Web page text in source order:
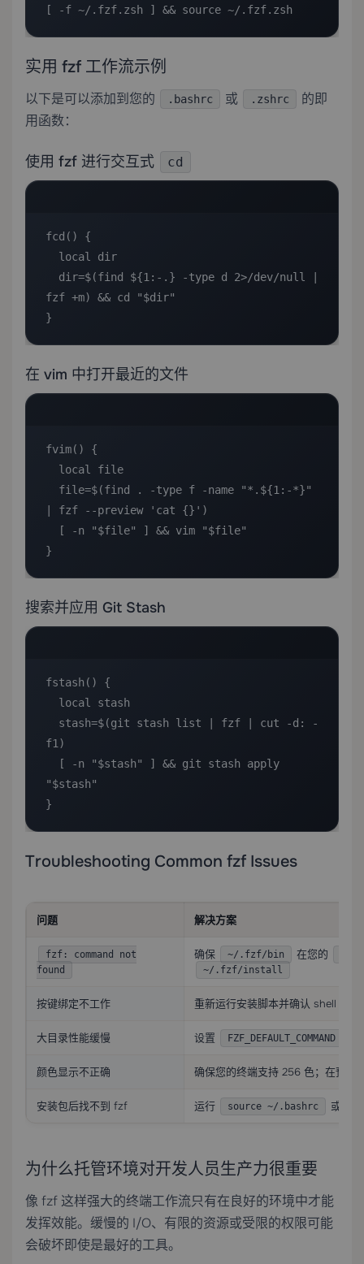
[ -f ~/.fzf.zsh ] && source ~/.fzf.zsh
实用 fzf 工作流示例
以下是可以添加到您的 .bashrc 或 .zshrc
的即
用函数：
使用 fzf 进行交互式 cd
fcd() {
fzf +m) && cd "$dir"
}
在 vim 中打开最近的文件
fvim() {
| fzf --preview 'cat {}')
}
搜索并应用 Git Stash
fstash() {
f1)
"$stash"
}
Troubleshooting Common fzf Issues
问题 解决方案
fzf: command not
found
确保 ~/.fzf/bin 在您的
~/.fzf/install
按键绑定不工作 重新运行安装脚本并确认 shell 配置
大目录性能缓慢 设置 FZF_DEFAULT_COMMAND
颜色显示不正确 确保您的终端支持 256 色；在预览
安装包后找不到 fzf 运行 source ~/.bashrc 或打
为什么托管环境对开发人员生产力很重要
像 fzf 这样强大的终端工作流只有在良好的环境中才能
发挥效能。缓慢的 I/O、有限的资源或受限的权限可能
会破坏即使是最好的工具。